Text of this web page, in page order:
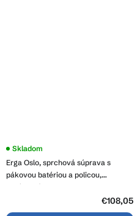
Erga Oslo, sprchová súprava s
pákovou batériou a policou,
chrómová, ERG-YKA-BP.OSLO-25-
Skladom
€108,05